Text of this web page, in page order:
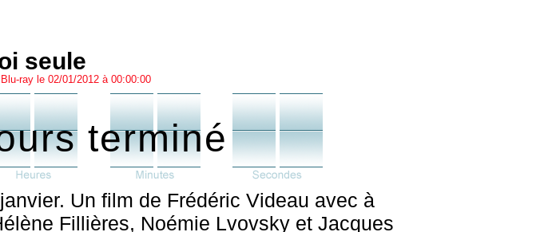
seule
ray le 02/01/2012 à 00:00:00
terminé
Un film de Frédéric Videau avec à
Fillières, Noémie Lvovsky et Jacques